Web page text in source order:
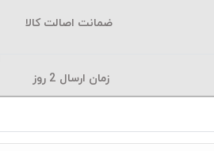
ضمانت اصالت کالا
زمان ارسال 2 روز